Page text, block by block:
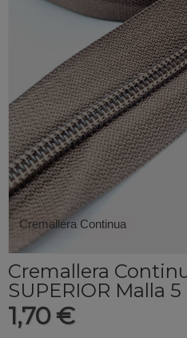
Cremallera Continua
Cremallera
SUPERIOR Malla
1,70 €